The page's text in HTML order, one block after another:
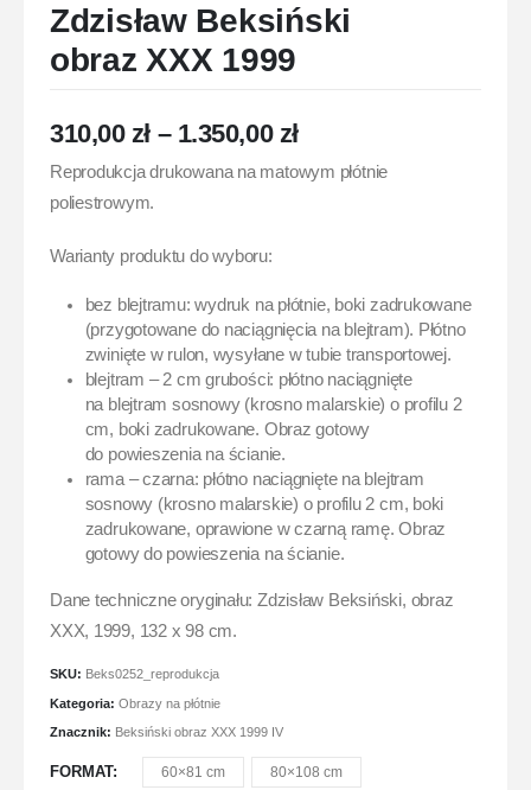
Zdzisław Beksiński
obraz XXX 1999
310,00 zł – 1.350,00 zł
Reprodukcja drukowana na matowym płótnie
poliestrowym.
Warianty produktu do wyboru:
bez blejtramu: wydruk na płótnie, boki zadrukowane
(przygotowane do naciągnięcia na blejtram). Płótno
zwinięte w rulon, wysyłane w tubie transportowej.
blejtram – 2 cm grubości: płótno naciągnięte
na blejtram sosnowy (krosno malarskie) o profilu 2
cm, boki zadrukowane. Obraz gotowy
do powieszenia na ścianie.
rama – czarna: płótno naciągnięte na blejtram
sosnowy (krosno malarskie) o profilu 2 cm, boki
zadrukowane, oprawione w czarną ramę. Obraz
gotowy do powieszenia na ścianie.
Dane techniczne oryginału: Zdzisław Beksiński, obraz
XXX, 1999, 132 x 98 cm.
SKU: Beks0252_reprodukcja
Kategoria: Obrazy na płótnie
Znacznik: Beksiński obraz XXX 1999 IV
FORMAT 60×81 cm 80×108 cm